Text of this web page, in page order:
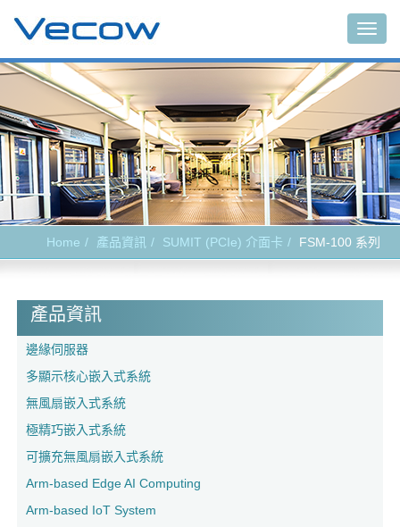
Home 產品資訊 SUMIT (PCIe) 介面卡 FSM-100 系列
產品資訊
邊緣伺服器
多顯示核心嵌入式系統
無風扇嵌入式系統
極精巧嵌入式系統
可擴充無風扇嵌入式系統
Arm-based Edge AI Computing
Arm-based IoT System